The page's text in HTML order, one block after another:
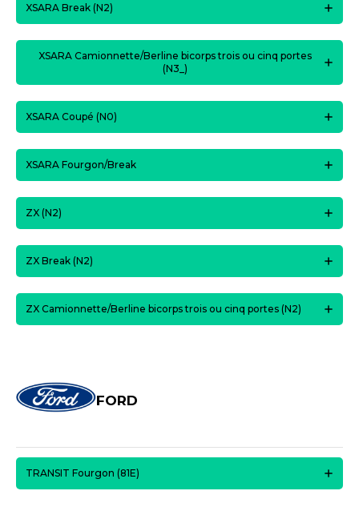
XSARA Break (N2)
XSARA Camionnette/Berline bicorps trois ou cinq portes
(N3_)
XSARA Coupé (N0)
XSARA Fourgon/Break
ZX (N2)
ZX Break (N2)
ZX Camionnette/Berline bicorps trois ou cinq portes (N2)
FORD
TRANSIT Fourgon (81E)